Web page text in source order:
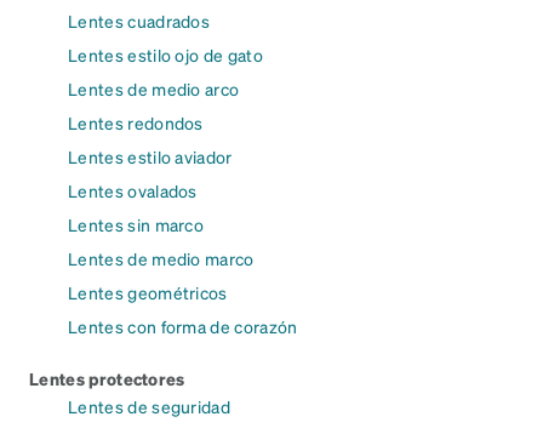
Lentes cuadrados
Lentes estilo ojo de gato
Lentes de medio arco
Lentes redondos
Lentes estilo aviador
Lentes ovalados
Lentes sin marco
Lentes de medio marco
Lentes geométricos
Lentes con forma de corazón
Lentes protectores
Lentes de seguridad